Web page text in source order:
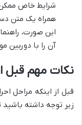
شرایط خاص
همراه یک متن
این صورت،
آن را با دوربین
نکات مهم قبل
قبل از اینکه مراحل
زیر توجه داشته باشید